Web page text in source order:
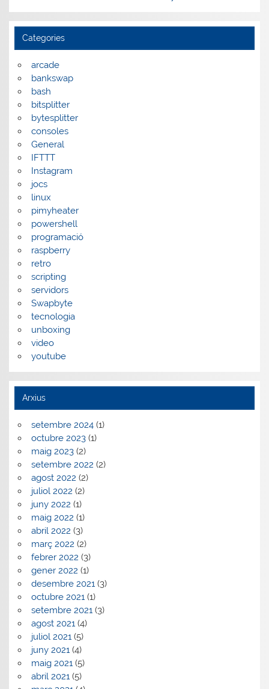
Categories
arcade
bankswap
bash
bitsplitter
bytesplitter
consoles
General
IFTTT
Instagram
jocs
linux
pimyheater
powershell
programació
raspberry
retro
scripting
servidors
Swapbyte
tecnologia
unboxing
video
youtube
Arxius
setembre 2024(1)
octubre 2023(1)
maig 2023(2)
setembre 2022 (2)
agost 2022 (2)
juliol 2022 (2)
juny 2022 (1)
maig 2022 (1)
abril 2022 (3)
març 2022 (2)
febrer 2022 (3)
gener 2022 (1)
desembre 2021(3)
octubre 2021(1)
setembre 2021(3)
agost 2021(4)
juliol 2021(5)
juny 2021(4)
maig 2021(5)
abril 2021(5)